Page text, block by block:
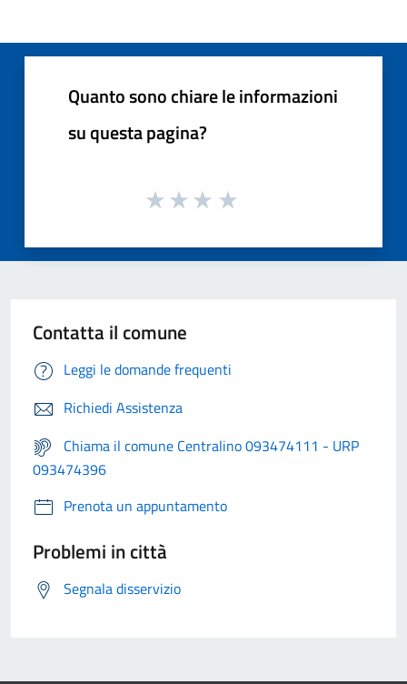
Quanto sono chiare le informazioni
su questa pagina?
Contatta il comune
Leggi le domande frequenti
Richiedi Assistenza
Chiama il comune Centralino 093474111 - URP
093474396
Prenota un appuntamento
Problemi in città
Segnala disservizio